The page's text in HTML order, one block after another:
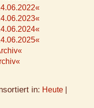
in: Heute